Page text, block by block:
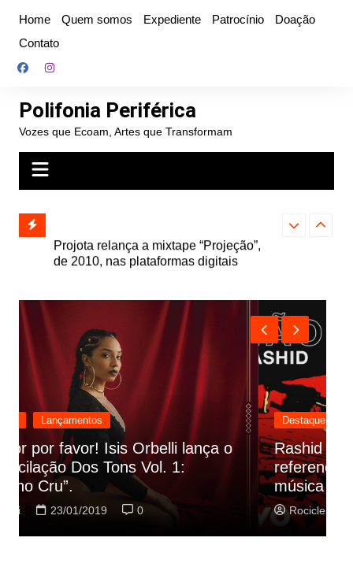
conteúdo
Home Quem somos Expediente Patrocínio
Doação
Contato
Polifonia Periférica
Vozes que Ecoam, Artes que Transformam
e abre
autoral,
Farofa
Destaque Lançamentos
Rashid vai buscar nos HQs as
referencias do clipe de sua nova
música
Rociclei 22/01/2019